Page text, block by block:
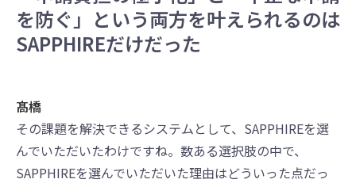
を防ぐ」という両方を叶えられるのは
SAPPHIREだけだった
髙橋
その課題を解決できるシステムとして、SAPPHIREを選
んでいただいたわけですね。数ある選択肢の中で、
SAPPHIREを選んでいただいた理由はどういった点だっ